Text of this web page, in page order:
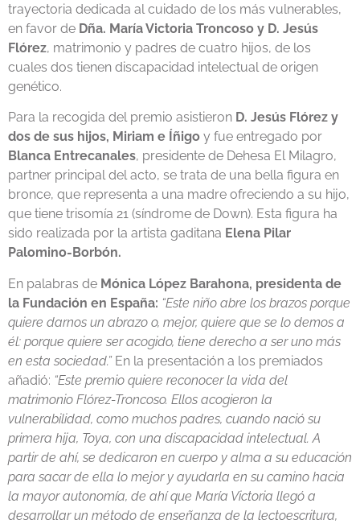
trayectoria dedicada al cuidado de los más vulnerables,
en favor de Dña. María Victoria Troncoso y D. Jesús
Flórez, matrimonio y padres de cuatro hijos, de los
cuales dos tienen discapacidad intelectual de origen
genético.
Para la recogida del premio asistieron D. Jesús Flórez y
dos de sus hijos, Miriam e Íñigo y fue entregado por
Blanca Entrecanales, presidente de Dehesa El Milagro,
partner principal del acto, se trata de una bella figura en
bronce, que representa a una madre ofreciendo a su hijo,
que tiene trisomía 21 (síndrome de Down). Esta figura ha
sido realizada por la artista gaditana Elena Pilar
Palomino-Borbón.
En palabras de Mónica López Barahona, presidenta de
la Fundación en España: “Este niño abre los brazos porque
quiere darnos un abrazo o, mejor, quiere que se lo demos a
él: porque quiere ser acogido, tiene derecho a ser uno más
en esta sociedad.” En la presentación a los premiados
añadió: “Este premio quiere reconocer la vida del
matrimonio Flórez-Troncoso. Ellos acogieron la
vulnerabilidad, como muchos padres, cuando nació su
primera hija, Toya, con una discapacidad intelectual. A
partir de ahí, se dedicaron en cuerpo y alma a su educación
para sacar de ella lo mejor y ayudarla en su camino hacia
la mayor autonomía, de ahí que María Victoria llegó a
desarrollar un método de enseñanza de la lectoescritura,